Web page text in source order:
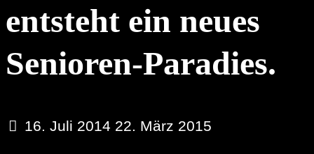
entsteht ein neues
Senioren-Paradies.
16. Juli 2014 22. März 2015